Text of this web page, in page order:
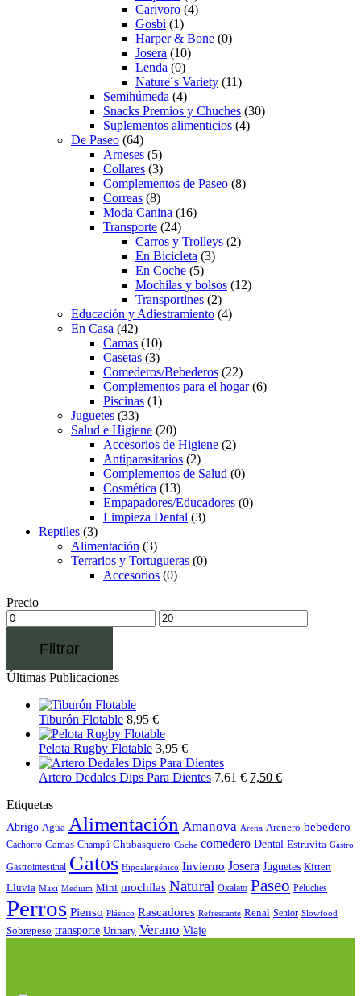
Carivoro (4)
Gosbi (1)
Harper & Bone (0)
Josera (10)
Lenda (0)
Nature´s Variety (11)
Semihúmeda (4)
Snacks Premios y Chuches (30)
Suplementos alimenticios (4)
De Paseo (64)
Arneses (5)
Collares (3)
Complementos de Paseo (8)
Correas (8)
Moda Canina (16)
Transporte (24)
Carros y Trolleys (2)
En Bicicleta (3)
En Coche (5)
Mochilas y bolsos (12)
Transportines (2)
Educación y Adiestramiento (4)
En Casa (42)
Camas (10)
Casetas (3)
Comederos/Bebederos (22)
Complementos para el hogar (6)
Piscinas (1)
Juguetes (33)
Salud e Higiene (20)
Accesorios de Higiene (2)
Antiparasitarios (2)
Complementos de Salud (0)
Cosmética (13)
Empapadores/Educadores (0)
Limpieza Dental (3)
Reptiles (3)
Alimentación (3)
Terrarios y Tortugueras (0)
Accesorios (0)
Precio
Filtrar
Últimas Publicaciones
Tiburón Flotable 8,95 €
Pelota Rugby Flotable 3,95 €
Artero Dedales Dips Para Dientes 7,61€ 7,50 €
Etiquetas
Abrigo Agua Alimentación Amanova Arena Arenero bebedero
Cachorro Camas Champú Chubasquero Coche comedero Dental Estruvita Gastro
Gastrointestinal Gatos Hipoalergénico Invierno Josera Juguetes Kitten
Lluvia Maxi Medium Mini mochilas Natural Oxalato Paseo Peluches
Perros Pienso Plástico Rascadores Refrescante Renal Senior Slowfood
Sobrepeso transporte Urinary Verano Viaje